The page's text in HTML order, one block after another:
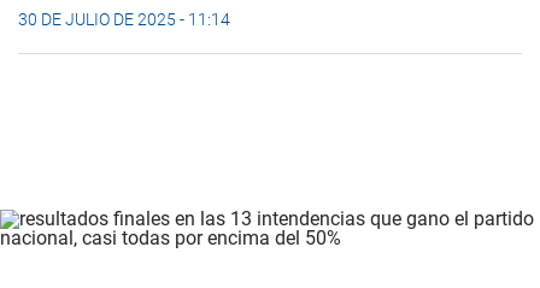
30 DE JULIO DE 2025 - 11:14